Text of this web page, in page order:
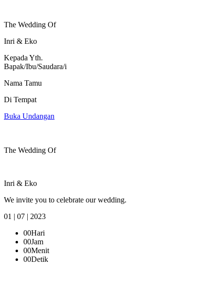
The Wedding Of
Inri & Eko
Kepada Yth.
Bapak/Ibu/Saudara/i
Nama Tamu
Di Tempat
Buka Undangan
The Wedding Of
Inri & Eko
We invite you to celebrate our wedding.
01 | 07 | 2023
00Hari
00Jam
00Menit
00Detik